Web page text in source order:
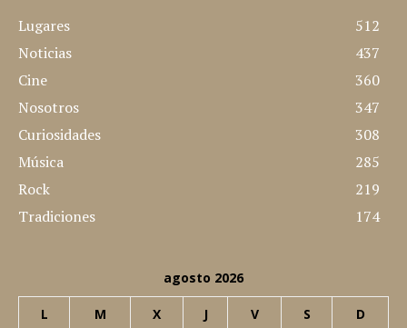
Lugares
512
Noticias
437
Cine
360
Nosotros
347
Curiosidades
308
Música
285
Rock
219
Tradiciones
174
agosto 2026
L M X J V S D